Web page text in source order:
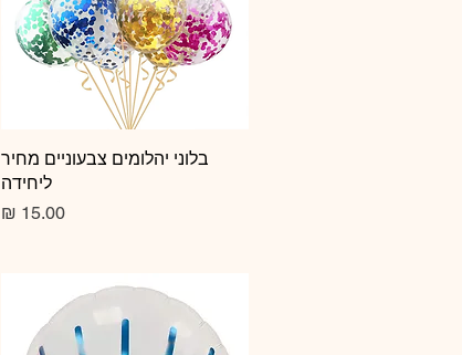
תצוגה מהירה
בלוני יהלומים צבעוניים מחיר
ליחידה
מחיר‏15.00 ‏₪